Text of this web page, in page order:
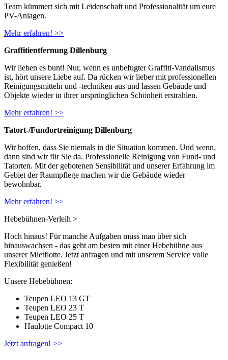
Team kümmert sich mit Leidenschaft und Professionalität um eure
PV-Anlagen.
Mehr erfahren! >>
Graffitientfernung Dillenburg
Wir lieben es bunt! Nur, wenn es unbefugter Graffiti-Vandalismus
ist, hört unsere Liebe auf. Da rücken wir lieber mit professionellen
Reinigungsmitteln und -techniken aus und lassen Gebäude und
Objekte wieder in ihrer ursprünglichen Schönheit erstrahlen.
Mehr erfahren! >>
Tatort-/Fundortreinigung Dillenburg
Wir hoffen, dass Sie niemals in die Situation kommen. Und wenn,
dann sind wir für Sie da. Professionelle Reinigung von Fund- und
Tatorten. Mit der gebotenen Sensibilität und unserer Erfahrung im
Gebiet der Raumpflege machen wir die Gebäude wieder
bewohnbar.
Mehr erfahren! >>
Hebebühnen-Verleih >
Hoch hinaus! Für manche Aufgaben muss man über sich
hinauswachsen - das geht am besten mit einer Hebebühne aus
unserer Mietflotte. Jetzt anfragen und mit unserem Service volle
Flexibilität genießen!
Unsere Hebebühnen:
Teupen LEO 13 GT
Teupen LEO 23 T
Teupen LEO 25 T
Haulotte Compact 10
Jetzt anfragen! >>